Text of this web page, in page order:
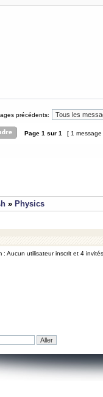
précédents:
Page 1 sur 1 [ 1
» Physics
: Aucun utilisateur inscrit et 4 invités